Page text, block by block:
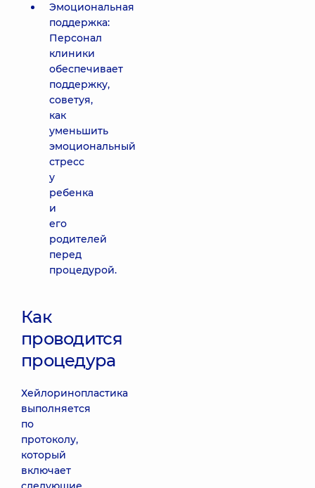
Эмоциональная
поддержка:
Персонал
клиники
обеспечивает
поддержку,
советуя,
как
уменьшить
эмоциональный
стресс
у
ребенка
и
его
родителей
перед
процедурой.
Как
проводится
процедура
Хейлоринопластика
выполняется
по
протоколу,
который
включает